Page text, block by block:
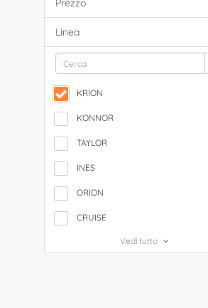
Prezzo
Linea
KRION
KONNOR
TAYLOR
INES
ORION
CRUISE
Vedi tutto